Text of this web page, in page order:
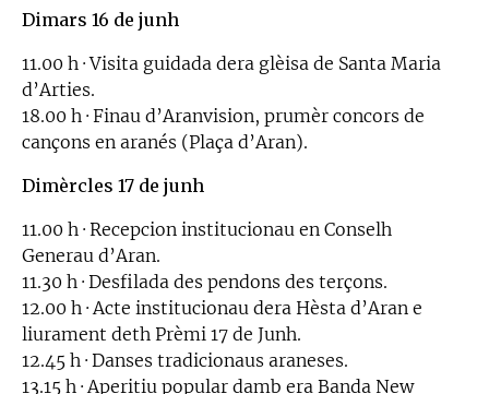
Dimars 16 de junh
11.00 h · Visita guidada dera glèisa de Santa Maria
d’Arties.
18.00 h · Finau d’Aranvision, prumèr concors de
cançons en aranés (Plaça d’Aran).
Dimèrcles 17 de junh
11.00 h · Recepcion institucionau en Conselh
Generau d’Aran.
11.30 h · Desfilada des pendons des terçons.
12.00 h · Acte institucionau dera Hèsta d’Aran e
liurament deth Prèmi 17 de Junh.
12.45 h · Danses tradicionaus araneses.
13.15 h · Aperitiu popular damb era Banda New